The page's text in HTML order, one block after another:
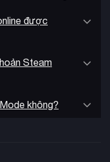
và gameplay, WWE
giải trí hoàn hảo cho
được
Steam
không?